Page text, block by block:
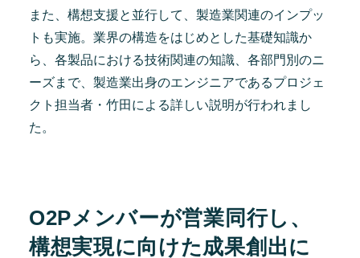
また、構想支援と並行して、製造業関連のインプッ
トも実施。業界の構造をはじめとした基礎知識か
ら、各製品における技術関連の知識、各部門別のニ
ーズまで、製造業出身のエンジニアであるプロジェ
クト担当者・竹田による詳しい説明が行われまし
た。
O2Pメンバーが営業同行し、
構想実現に向けた成果創出に